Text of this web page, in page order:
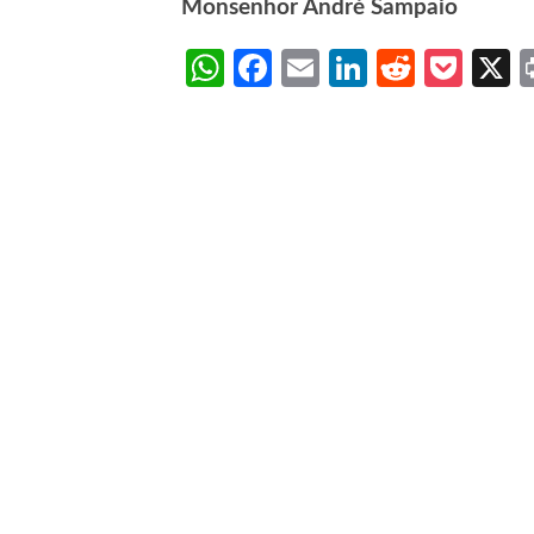
Monsenhor André Sampaio
WhatsApp
Facebook
EmailLinkedIn
Reddit X